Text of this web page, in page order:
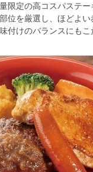
限定の高コスパステー
位を厳選し、ほどよい
付けのバランスにもこ